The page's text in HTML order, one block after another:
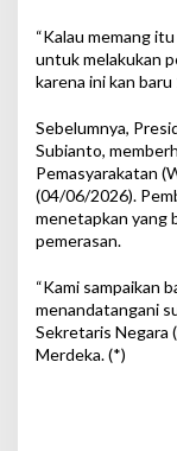
“Kalau memang
untuk melakukan
karena ini kan baru
Sebelumnya,
Subianto,
Pemasyarakatan
(04/06/2026).
menetapkan yang
pemerasan.
“Kami sampaikan
menandatangani
Sekretaris Negara
Merdeka. (*)